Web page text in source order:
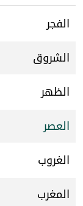
الفجر
الشروق
الظهر
العصر
الغروب
المغرب